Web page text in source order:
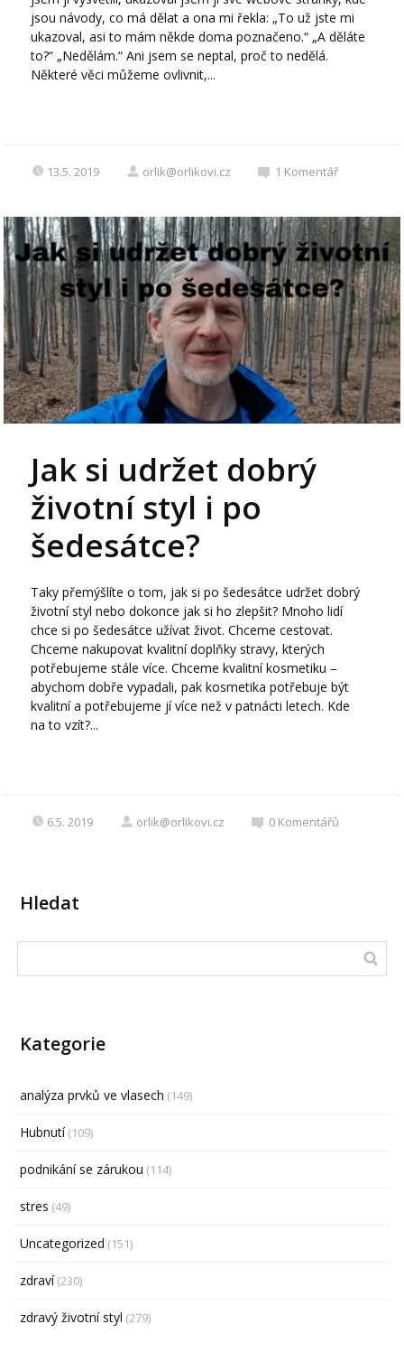
jsou návody, co má dělat a ona mi řekla: „To už jste mi
ukazoval, asi to mám někde doma poznačeno.“ „A děláte
to?“ „Nedělám.“ Ani jsem se neptal, proč to nedělá.
Některé věci můžeme ovlivnit,...
13.5. 2019 orlik@orlikovi.cz 1 Komentář
Jak si udržet dobrý
životní styl i po
šedesátce?
Taky přemýšlíte o tom, jak si po šedesátce udržet dobrý
životní styl nebo dokonce jak si ho zlepšit? Mnoho lidí
chce si po šedesátce užívat život. Chceme cestovat.
Chceme nakupovat kvalitní doplňky stravy, kterých
potřebujeme stále více. Chceme kvalitní kosmetiku –
abychom dobře vypadali, pak kosmetika potřebuje být
kvalitní a potřebujeme jí více než v patnácti letech. Kde
na to vzít?...
6.5. 2019 orlik@orlikovi.cz 0 Komentářů
Hledat
Kategorie
analýza prvků ve vlasech (149)
Hubnutí(109)
podnikání se zárukou (114)
stres (49)
Uncategorized (151)
zdraví(230)
zdravý životní styl (279)